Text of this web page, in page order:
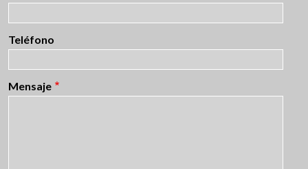
Teléfono
Mensaje